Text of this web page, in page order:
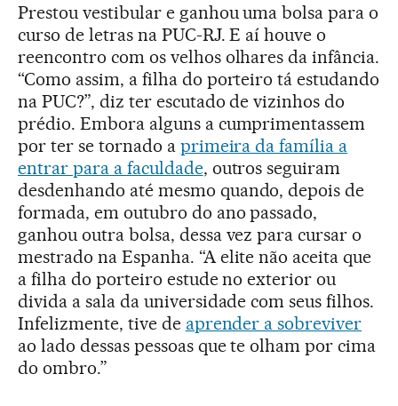
Prestou vestibular e ganhou uma bolsa para o
curso de letras na PUC-RJ. E aí houve o
reencontro com os velhos olhares da infância.
“Como assim, a filha do porteiro tá estudando
na PUC?”, diz ter escutado de vizinhos do
prédio. Embora alguns a cumprimentassem
por ter se tornado a primeira da família a
entrar para a faculdade, outros seguiram
desdenhando até mesmo quando, depois de
formada, em outubro do ano passado,
ganhou outra bolsa, dessa vez para cursar o
mestrado na Espanha. “A elite não aceita que
a filha do porteiro estude no exterior ou
divida a sala da universidade com seus filhos.
Infelizmente, tive de aprender a sobreviver
ao lado dessas pessoas que te olham por cima
do ombro.”